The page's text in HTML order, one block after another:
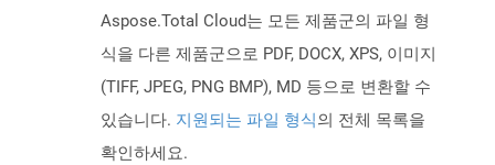
Aspose.Total Cloud는 모든 제품군의 파일 형
식을 다른 제품군으로 PDF, DOCX, XPS, 이미지
(TIFF, JPEG, PNG BMP), MD 등으로 변환할 수
있습니다. 지원되는 파일 형식의 전체 목록을
확인하세요.